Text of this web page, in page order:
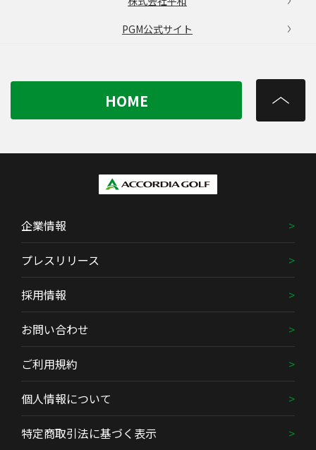
PGM公式サイト
HOME
企業情報
プレスリリース
採用情報
お問い合わせ
ご利用規約
個人情報について
特定商取引法に基づく表示